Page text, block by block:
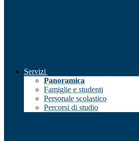
Servizi
Panoramica
Famiglie e studenti
Personale scolastico
Percorsi di studio